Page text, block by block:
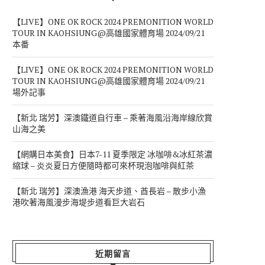
【LIVE】ONE OK ROCK 2024 PREMONITION WORLD
TOUR IN KAOHSIUNG@高雄國家體育場 2024/09/21
本番
【LIVE】ONE OK ROCK 2024 PREMONITION WORLD
TOUR IN KAOHSIUNG@高雄國家體育場 2024/09/21
場外記事
【新北 瑞芳】深澳鐵道自行車 – 乘著海風沿海岸線欣賞
山海之美
【網購日本美食】日本7-11 夏季限定 冰咖啡&冰紅茶濃
縮球 – 炎炎夏日方便隨時都可來杯現泡咖啡與紅茶
【新北 瑞芳】深澳漁港 海天步道、酋長岩 – 散步小漁
港吹著海風漫步海堤步道看巨大岩石
近期留言